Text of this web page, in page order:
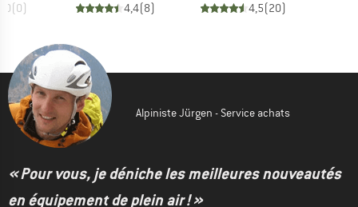
(0) 4,4(8) 4,5(20)
Alpiniste Jürgen - Service achats
« Pour vous, je déniche les meilleures nouveautés
en équipement de plein air ! »